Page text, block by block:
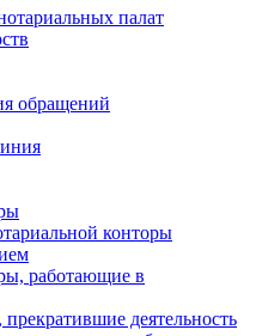
палат
обращений
конторы
работающие в
деятельность